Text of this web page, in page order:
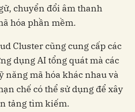
chuyển đổi âm thanh
hóa phần mềm.
Cluster cũng cung cấp các
dụng AI tổng quát mà các
năng mã hóa khác nhau và
chế có thể sử dụng để xây
tảng tìm kiếm.